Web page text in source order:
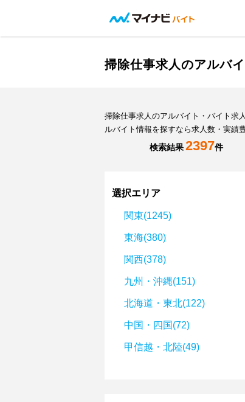
掃除仕事求人のアルバ
掃除仕事求人のアルバイト・バイト求
ルバイト情報を探すなら求人数・実績
検索結果2397件
選択エリア
関東(1245)
東海(380)
関西(378)
九州・沖縄(151)
北海道・東北(122)
中国・四国(72)
甲信越・北陸(49)